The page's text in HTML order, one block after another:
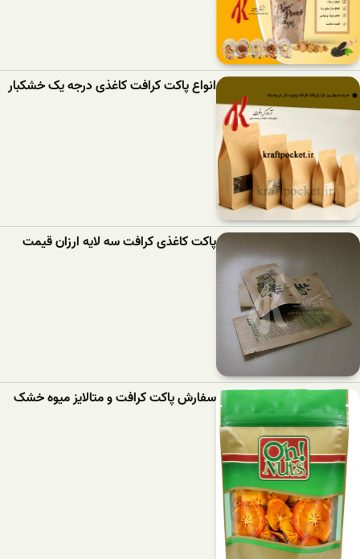
انواع پاکت کرافت کاغذی درجه یک خشکبار
پاکت کاغذی کرافت سه لایه ارزان قیمت
سفارش پاکت کرافت و متالایز میوه خشک